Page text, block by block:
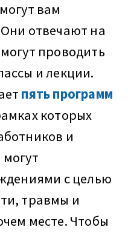
вам
отвечают на
проводить
и лекции.
пять программ
которых
и
с целью
травмы и
месте. Чтобы